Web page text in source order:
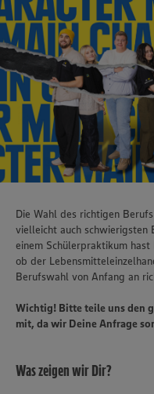
Die Wahl des richtigen
vielleicht auch schwierigsten
einem Schülerpraktikum hast
ob der
Berufswahl von Anfang an
Wichtig! Bitte teile uns den
mit, da wir Deine Anfrage
Was zeigen wir Dir?